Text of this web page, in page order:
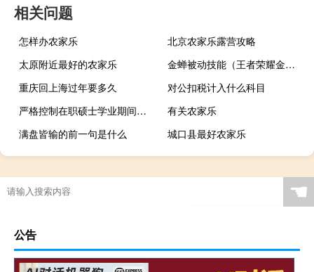
相关问题
怎样办农家乐
北京农家乐露营攻略
太原附近最好的农家乐
金蝉被动技能（王者荣耀金蝉被动技能是什么 快吧手游）
重庆回上海过年要多久
对公扣税计入什么科目
严格控制在职硕士学业期间的作息时间
有关农家乐
满盘皆输的前一句是什么
城口县最好农家乐
☚
公告